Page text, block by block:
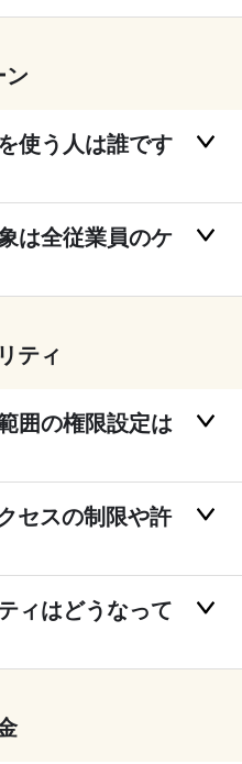
ン
使う人は誰です
は全従業員のケ
ティ
囲の権限設定は
セスの制限や許
ィはどうなって